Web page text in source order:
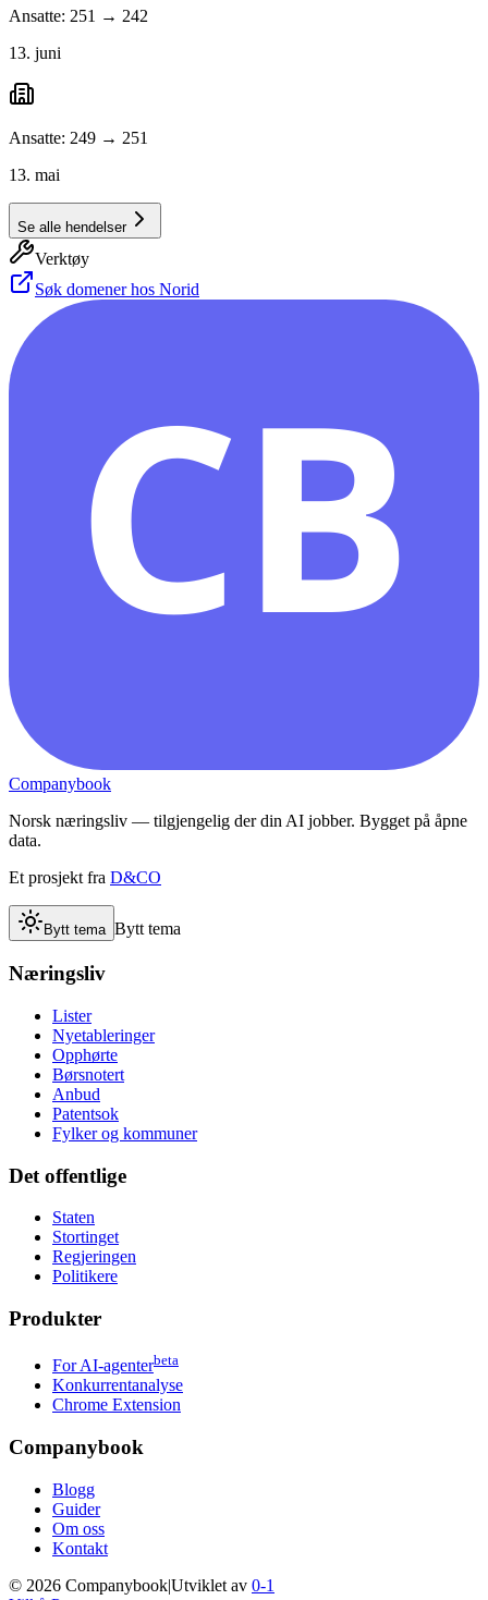
Ansatte: 251 → 242
13. juni
Ansatte: 249 → 251
13. mai
Se alle hendelser
Verktøy
Søk domener hos Norid
CB
Companybook
Norsk næringsliv — tilgjengelig der din AI jobber. Bygget på åpne
data.
Et prosjekt fra D&CO
Bytt tema Bytt tema
Næringsliv
Lister
Nyetableringer
Opphørte
Børsnotert
Anbud
Patentsok
Fylker og kommuner
Det offentlige
Staten
Stortinget
Regjeringen
Politikere
Produkter
For AI-agenterbeta
Konkurrentanalyse
Chrome Extension
Companybook
Blogg
Guider
Om oss
Kontakt
© 2026 Companybook|Utviklet av 0-1